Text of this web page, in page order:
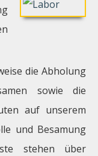
die Abholung
sowie die
auf unserem
und Besamung
stehen über